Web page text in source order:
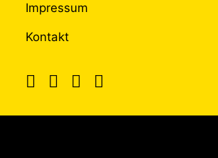
Impressum
Kontakt